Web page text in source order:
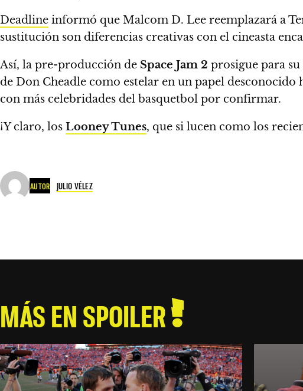
Deadline informó que Malcom D. Lee reemplazará a
sustitución son diferencias creativas con el cineasta
Así, la pre-producción de Space Jam 2 prosigue para
de Don Cheadle como estelar en un papel
con más celebridades del basquetbol por confirmar.
¡Y claro, los Looney Tunes, que si lucen como los
AUTOR JULIO VÉLEZ
MÁS EN SPOILER